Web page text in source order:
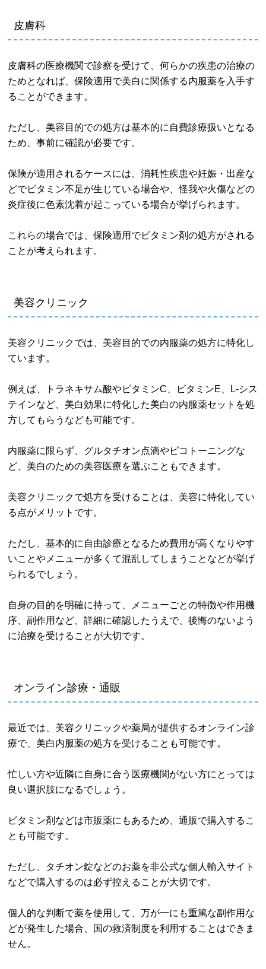
皮膚科
皮膚科の医療機関で診察を受けて、何らかの疾患の治療の
ためとなれば、保険適用で美白に関係する内服薬を入手す
ることができます。
ただし、美容目的での処方は基本的に自費診療扱いとなる
ため、事前に確認が必要です。
保険が適用されるケースには、消耗性疾患や妊娠・出産な
どでビタミン不足が生じている場合や、怪我や火傷などの
炎症後に色素沈着が起こっている場合が挙げられます。
これらの場合では、保険適用でビタミン剤の処方がされる
ことが考えられます。
美容クリニック
美容クリニックでは、美容目的での内服薬の処方に特化し
ています。
例えば、トラネキサム酸やビタミンC、ビタミンE、L-シス
テインなど、美白効果に特化した美白の内服薬セットを処
方してもらうなども可能です。
内服薬に限らず、グルタチオン点滴やピコトーニングな
ど、美白のための美容医療を選ぶこともできます。
美容クリニックで処方を受けることは、美容に特化してい
る点がメリットです。
ただし、基本的に自由診療となるため費用が高くなりやす
いことやメニューが多くて混乱してしまうことなどが挙げ
られるでしょう。
自身の目的を明確に持って、メニューごとの特徴や作用機
序、副作用など、詳細に確認したうえで、後悔のないよう
に治療を受けることが大切です。
オンライン診療・通販
最近では、美容クリニックや薬局が提供するオンライン診
療で、美白内服薬の処方を受けることも可能です。
忙しい方や近隣に自身に合う医療機関がない方にとっては
良い選択肢になるでしょう。
ビタミン剤などは市販薬にもあるため、通販で購入するこ
とも可能です。
ただし、タチオン錠などのお薬を非公式な個人輸入サイト
などで購入するのは必ず控えることが大切です。
個人的な判断で薬を使用して、万が一にも重篤な副作用な
どが発生した場合、国の救済制度を利用することはできま
せん。